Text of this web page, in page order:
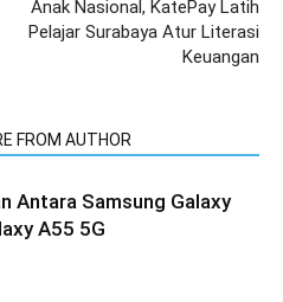
Anak Nasional, KatePay Latih
Pelajar Surabaya Atur Literasi
Keuangan
FROM AUTHOR
Antara Samsung Galaxy
A55 5G